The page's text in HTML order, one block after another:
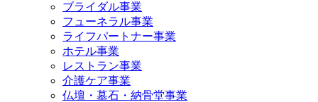
ブライダル事業
フューネラル事業
ライフパートナー事業
ホテル事業
レストラン事業
介護ケア事業
仏壇・墓石・納骨堂事業